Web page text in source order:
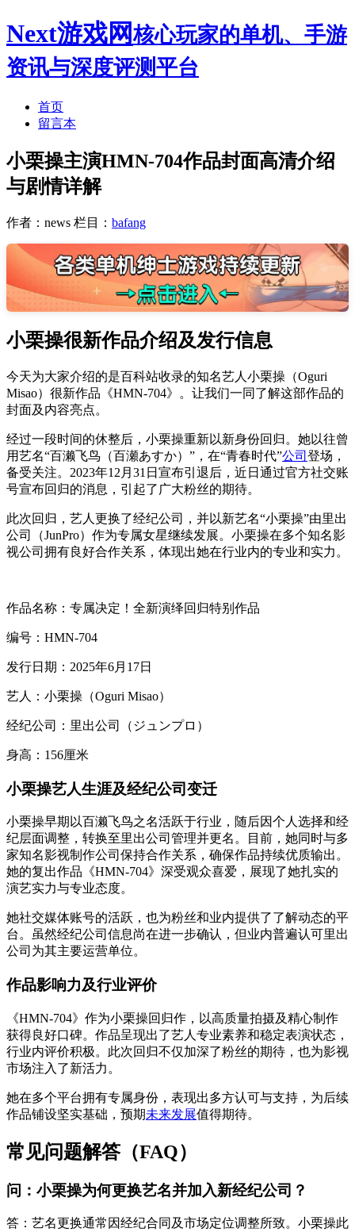
Next游戏网核心玩家的单机、手游
资讯与深度评测平台
首页
留言本
小栗操主演HMN-704作品封面高清介绍
与剧情详解
作者：news 栏目： bafang
小栗操很新作品介绍及发行信息
今天为大家介绍的是百科站收录的知名艺人小栗操（Oguri
Misao）很新作品《HMN-704》。让我们一同了解这部作品的
封面及内容亮点。
经过一段时间的休整后，小栗操重新以新身份回归。她以往曾
用艺名“百濑飞鸟（百瀬あすか）”，在“青春时代”公司 登场，
备受关注。2023年12月31日宣布引退后，近日通过官方社交账
号宣布回归的消息，引起了广大粉丝的期待。
此次回归，艺人更换了经纪公司，并以新艺名“小栗操”由里出
公司（JunPro）作为专属女星继续发展。小栗操在多个知名影
视公司拥有良好合作关系，体现出她在行业内的专业和实力。
作品名称：专属决定！全新演绎回归特别作品
编号：HMN-704
发行日期：2025年6月17日
艺人：小栗操（Oguri Misao）
经纪公司：里出公司（ジュンプロ）
身高：156厘米
小栗操艺人生涯及经纪公司变迁
小栗操早期以百濑飞鸟之名活跃于行业，随后因个人选择和经
纪层面调整，转换至里出公司管理并更名。目前，她同时与多
家知名影视制作公司保持合作关系，确保作品持续优质输出。
她的复出作品《HMN-704》深受观众喜爱，展现了她扎实的
演艺实力与专业态度。
她社交媒体账号的活跃，也为粉丝和业内提供了了解动态的平
台。虽然经纪公司信息尚在进一步确认，但业内普遍认可里出
公司为其主要运营单位。
作品影响力及行业评价
《HMN-704》作为小栗操回归作，以高质量拍摄及精心制作
获得良好口碑。作品呈现出了艺人专业素养和稳定表演状态，
行业内评价积极。此次回归不仅加深了粉丝的期待，也为影视
市场注入了新活力。
她在多个平台拥有专属身份，表现出多方认可与支持，为后续
作品铺设坚实基础，预期未来发展值得期待。
常见问题解答（FAQ）
问：小栗操为何更换艺名并加入新经纪公司？
答：艺名更换通常因经纪合同及市场定位调整所致。小栗操此